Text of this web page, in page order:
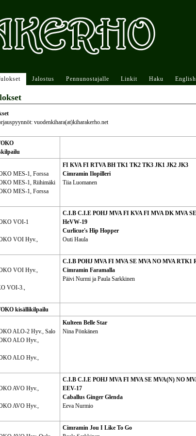
Jalostus Pennunostajalle Linkit Haku English
vuodenkihara(at)kiharakerho.net
MES-1, Forssa
MES-1, Riihimäki
MES-1, Forssa
FI KVA FI RTVA BH TK1 TK2 TK3 JK1 JK2 JK3
Cimramin Ilopilleri
Tiia Luomanen
VOI-1
VOI Hyv.,
C.I.B C.I.E POHJ MVA FI KVA FI MVA DK MVA
HeVW-19​
Curlicue's Hip Hopper
Outi Haula
VOI Hyv.,
VOI-3.,
C.I.B POHJ MVA FI MVA SE MVA NO MVA RTK1
Cimramin Faramalla
Päivi Nurmi ja Paula Sarkkinen
kisällikilpailu
ALO-2 Hyv., Salo
ALO Hyv.,
ALO Hyv.,
Kulteen Belle Star
Nina Pönkänen
AVO Hyv.,
AVO Hyv.,
C.I.B C.I.E POHJ MVA FI MVA SE MVA(N) NO
EEV-17
Caballus Ginger Glenda
Eeva Nurmio
Cimramin Jou I Like To Go